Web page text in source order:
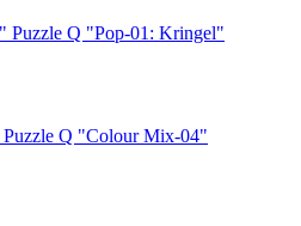
Puzzle Q "Pop-01: Kringel"
Puzzle Q "Colour Mix-04"